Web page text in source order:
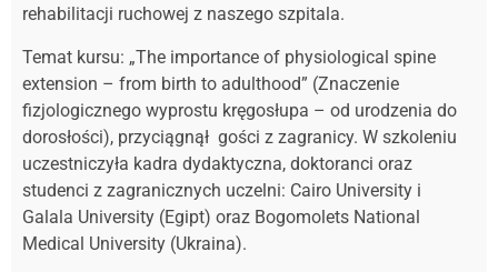
rehabilitacji ruchowej z naszego szpitala.
Temat kursu: „The importance of physiological spine
extension – from birth to adulthood” (Znaczenie
fizjologicznego wyprostu kręgosłupa – od urodzenia do
dorosłości), przyciągnął gości z zagranicy. W szkoleniu
uczestniczyła kadra dydaktyczna, doktoranci oraz
studenci z zagranicznych uczelni: Cairo University i
Galala University (Egipt) oraz Bogomolets National
Medical University (Ukraina).